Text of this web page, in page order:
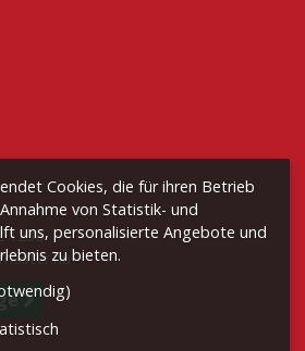
1238
Cookies, die für ihren Betrieb
von Statistik- und
uns, personalisierte Angebote und
zu bieten.